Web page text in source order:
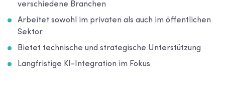
verschiedene Branchen
Arbeitet sowohl im privaten als auch im öffentlichen
Sektor
Bietet technische und strategische Unterstützung
Langfristige KI-Integration im Fokus